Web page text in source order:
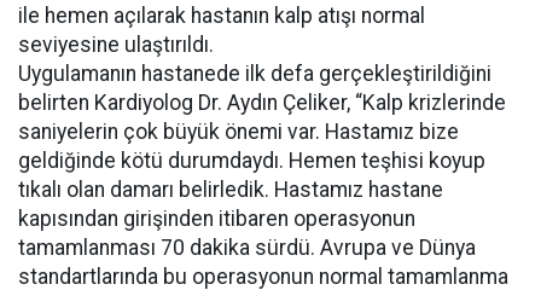
ile hemen açılarak hastanın kalp atışı normal
seviyesine ulaştırıldı.
Uygulamanın hastanede ilk defa gerçekleştirildiğini
belirten Kardiyolog Dr. Aydın Çeliker, “Kalp krizlerinde
saniyelerin çok büyük önemi var. Hastamız bize
geldiğinde kötü durumdaydı. Hemen teşhisi koyup
tıkalı olan damarı belirledik. Hastamız hastane
kapısından girişinden itibaren operasyonun
tamamlanması 70 dakika sürdü. Avrupa ve Dünya
standartlarında bu operasyonun normal tamamlanma